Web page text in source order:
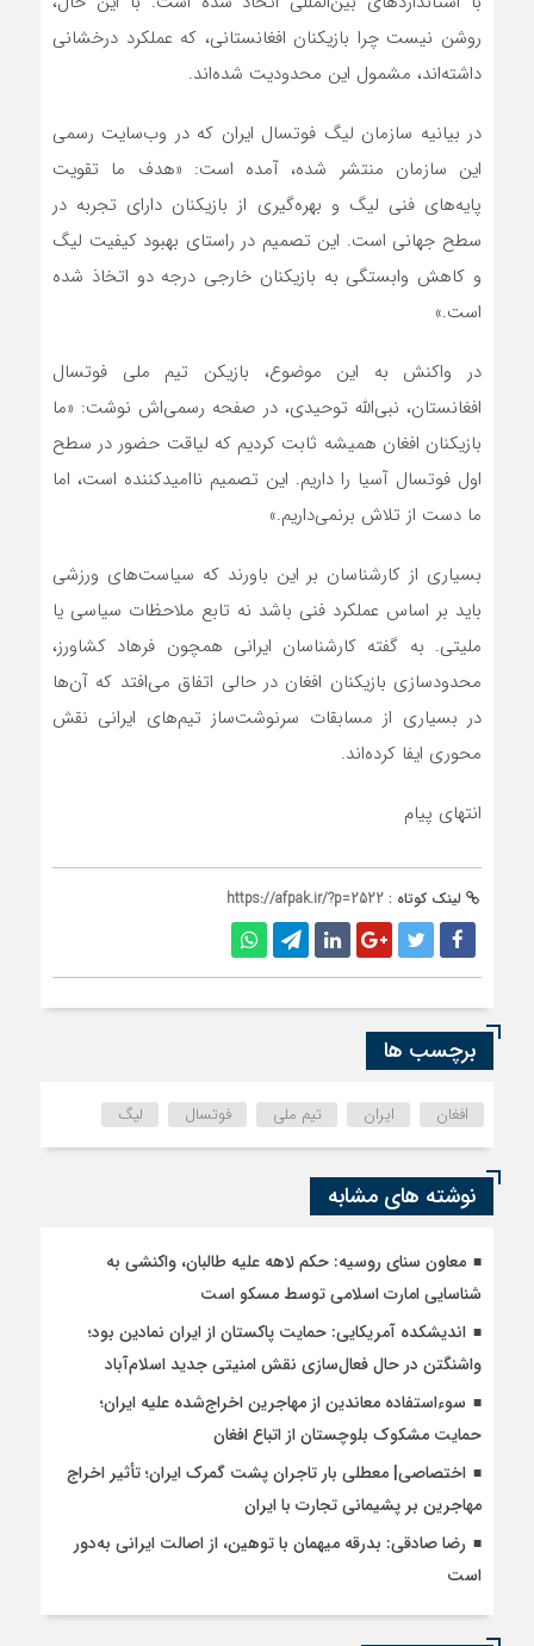
روشن نیست چرا بازیکنان افغانستانی، که عملکرد درخشانی
داشته‌اند، مشمول این محدودیت شده‌اند.
در بیانیه سازمان لیگ فوتسال ایران که در وب‌سایت رسمی
این سازمان منتشر شده، آمده است: «هدف ما تقویت
پایه‌های فنی لیگ و بهره‌گیری از بازیکنان دارای تجربه در
سطح جهانی است. این تصمیم در راستای بهبود کیفیت لیگ
و کاهش وابستگی به بازیکنان خارجی درجه دو اتخاذ شده
است.»
در واکنش به این موضوع، بازیکن تیم ملی فوتسال
افغانستان، نبی‌الله توحیدی، در صفحه رسمی‌اش نوشت: «ما
بازیکنان افغان همیشه ثابت کردیم که لیاقت حضور در سطح
اول فوتسال آسیا را داریم. این تصمیم ناامیدکننده است، اما
ما دست از تلاش برنمی‌داریم.»
بسیاری از کارشناسان بر این باورند که سیاست‌های ورزشی
باید بر اساس عملکرد فنی باشد نه تابع ملاحظات سیاسی یا
ملیتی. به گفته کارشناسان ایرانی همچون فرهاد کشاورز،
محدودسازی بازیکنان افغان در حالی اتفاق می‌افتد که آن‌ها
در بسیاری از مسابقات سرنوشت‌ساز تیم‌های ایرانی نقش
محوری ایفا کرده‌اند.
انتهای پیام
لینک کوتاه : https://afpak.ir/?p=2522
برچسب ها
افغان ایران تیم ملی فوتسال لیگ
نوشته های مشابه
معاون سنای روسیه: حکم لاهه علیه طالبان، واکنشی به
شناسایی امارت اسلامی توسط مسکو است
اندیشکده آمریکایی: حمایت پاکستان از ایران نمادین بود؛
واشنگتن در حال فعال‌سازی نقش امنیتی جدید اسلام‌آباد
سوءاستفاده معاندین از مهاجرین اخراج‌شده علیه ایران؛
حمایت مشکوک بلوچستان از اتباع افغان
اختصاصی| معطلی بار تاجران پشت گمرک ایران؛ تأثیر اخراج
مهاجرین بر پشیمانی تجارت با ایران
رضا صادقی: بدرقه میهمان با توهین، از اصالت ایرانی به‌دور
است